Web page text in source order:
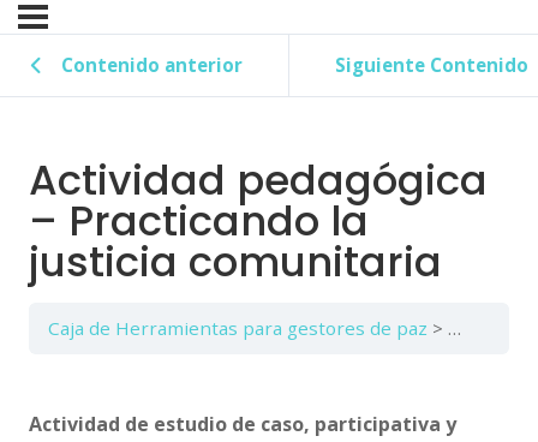
Contenido anterior Siguiente Contenido
Actividad pedagógica
– Practicando la
justicia comunitaria
Caja de Herramientas para gestores de paz Tema C:
Actividad de estudio de caso, participativa y